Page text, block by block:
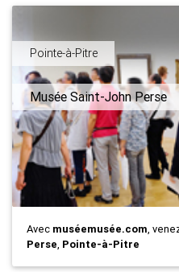
Pointe-à-Pitre
Musée Saint-John Perse
Avec muséemusée.com,
Perse, Pointe-à-Pitre